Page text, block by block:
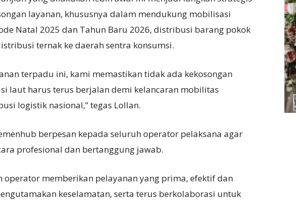
layanan, khususnya dalam mendukung mobilisasi
Natal 2025 dan Tahun Baru 2026, distribusi barang pokok
ternak ke daerah sentra konsumsi.
terpadu ini, kami memastikan tidak ada kekosongan
laut harus terus berjalan demi kelancaran mobilitas
logistik nasional,” tegas Lollan.
berpesan kepada seluruh operator pelaksana agar
profesional dan bertanggung jawab.
operator memberikan pelayanan yang prima, efektif dan
keselamatan, serta terus berkolaborasi untuk